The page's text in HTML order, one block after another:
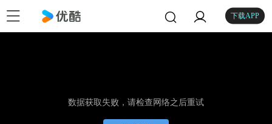
下载APP
数据获取失败，请检查网络之后重试